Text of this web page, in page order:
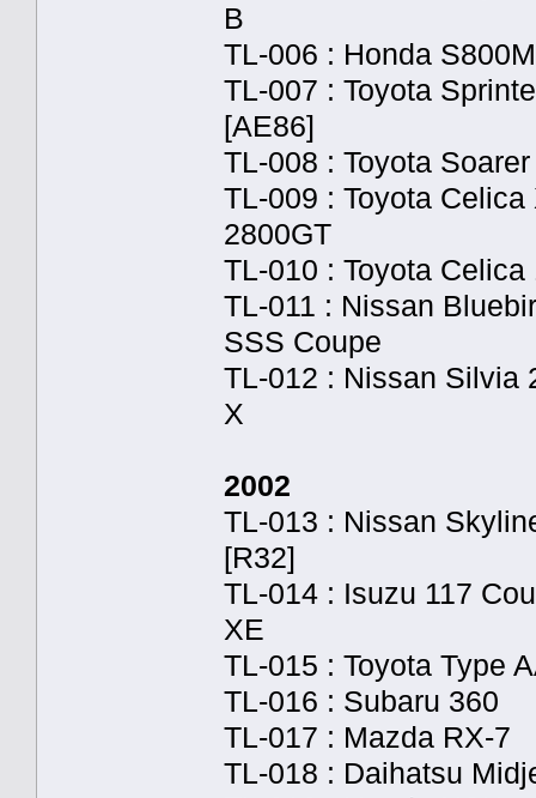
B
TL-006 : Honda S800M
TL-007 : Toyota
[AE86]
TL-008 : Toyota
TL-009 : Toyota Celica
2800GT
TL-010 : Toyota Celica
TL-011 : Nissan
SSS Coupe
TL-012 : Nissan Silvia
X
2002
TL-013 : Nissan
[R32]
TL-014 : Isuzu 117
XE
TL-015 : Toyota Type
TL-016 : Subaru 360
TL-017 : Mazda RX-7
TL-018 : Daihatsu